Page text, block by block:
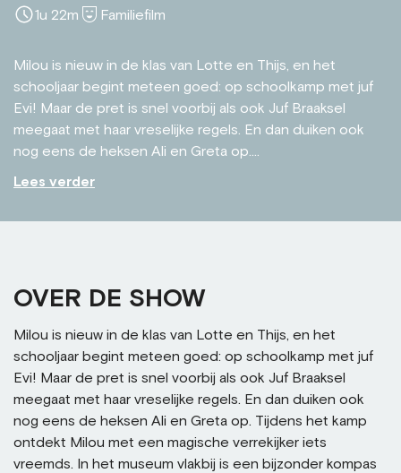
1u 22m Familiefilm
Milou is nieuw in de klas van Lotte en Thijs, en het
schooljaar begint meteen goed: op schoolkamp met juf
Evi! Maar de pret is snel voorbij als ook Juf Braaksel
meegaat met haar vreselijke regels. En dan duiken ook
nog eens de heksen Ali en Greta op....
Lees verder
OVER DE SHOW
Milou is nieuw in de klas van Lotte en Thijs, en het
schooljaar begint meteen goed: op schoolkamp met juf
Evi! Maar de pret is snel voorbij als ook Juf Braaksel
meegaat met haar vreselijke regels. En dan duiken ook
nog eens de heksen Ali en Greta op. Tijdens het kamp
ontdekt Milou met een magische verrekijker iets
vreemds. In het museum vlakbij is een bijzonder kompas